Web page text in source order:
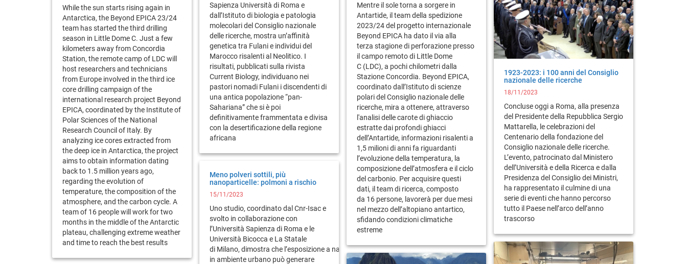
Sapienza Università di Roma e
dall’Istituto di biologia e patologia
molecolari del Consiglio nazionale
delle ricerche, mostra un’affinità
genetica tra Fulani e individui del
Marocco risalenti al Neolitico. I
risultati, pubblicati sulla rivista
Current Biology, individuano nei
pastori nomadi Fulani i discendenti di
una antica popolazione “pan-
Sahariana” che si è poi
definitivamente frammentata e divisa
con la desertificazione della regione
africana
Mentre il sole torna a sorgere in
Antartide, il team della spedizione
2023/24 del progetto internazionale
Beyond EPICA ha dato il via alla
terza stagione di perforazione presso
il campo remoto di Little Dome
C (LDC), a pochi chilometri dalla
Stazione Concordia. Beyond EPICA,
coordinato dall’Istituto di scienze
polari del Consiglio nazionale delle
ricerche, mira a ottenere, attraverso
l'analisi delle carote di ghiaccio
estratte dai profondi ghiacci
dell’Antartide, informazioni risalenti a
1,5 milioni di anni fa riguardanti
l’evoluzione della temperatura, la
composizione dell’atmosfera e il ciclo
del carbonio. Per acquisire questi
dati, il team di ricerca, composto
da 16 persone, lavorerà per due mesi
nel mezzo dell’altopiano antartico,
sfidando condizioni climatiche
estreme
While the sun starts rising again in
Antarctica, the Beyond EPICA 23/24
team has started the third drilling
season in Little Dome C. Just a few
kilometers away from Concordia
Station, the remote camp of LDC will
host researchers and technicians
from Europe involved in the third ice
core drilling campaign of the
international research project Beyond
EPICA, coordinated by the Institute of
Polar Sciences of the National
Research Council of Italy. By
analyzing ice cores extracted from
the deep ice in Antarctica, the project
aims to obtain information dating
back to 1.5 million years ago,
regarding the evolution of
temperature, the composition of the
atmosphere, and the carbon cycle. A
team of 16 people will work for two
months in the middle of the Antarctic
plateau, challenging extreme weather
and time to reach the best results
1923-2023: i 100 anni del Consiglio
nazionale delle ricerche
18/11/2023
Concluse oggi a Roma, alla presenza
del Presidente della Repubblica Sergio
Mattarella, le celebrazioni del
Centenario della fondazione del
Consiglio nazionale delle ricerche.
L’evento, patrocinato dal Ministero
dell’Università e della Ricerca e dalla
Presidenza del Consiglio dei Ministri,
ha rappresentato il culmine di una
serie di eventi che hanno percorso
tutto il Paese nell’arco dell’anno
trascorso
Meno polveri sottili, più
nanoparticelle: polmoni a rischio
15/11/2023
Uno studio, coordinato dal Cnr-Isac e
svolto in collaborazione con
l’Università Sapienza di Roma e le
Università Bicocca e La Statale
di Milano, dimostra che l’esposizione a nanoparticelle da traffico veicolare
in ambiente urbano può generare